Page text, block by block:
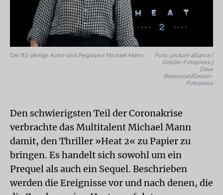
Der 81-jährige Autor und Regisseur Michael Mann
Foto: picture alliance /
Geisler-Fotopress |
Dave
Bedrosian/Geisler-
Fotopress
Den schwierigsten Teil der Coronakrise
verbrachte das Multitalent Michael Mann
damit, den Thriller »Heat 2« zu Papier zu
bringen. Es handelt sich sowohl um ein
Prequel als auch ein Sequel. Beschrieben
werden die Ereignisse vor und nach denen, die